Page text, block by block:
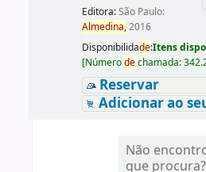
Editora:São Paulo:
Almedina,2016
Disponibilidade:Itens
[Númerodechamada:
Reservar
Adicionar ao
Não
que procura?